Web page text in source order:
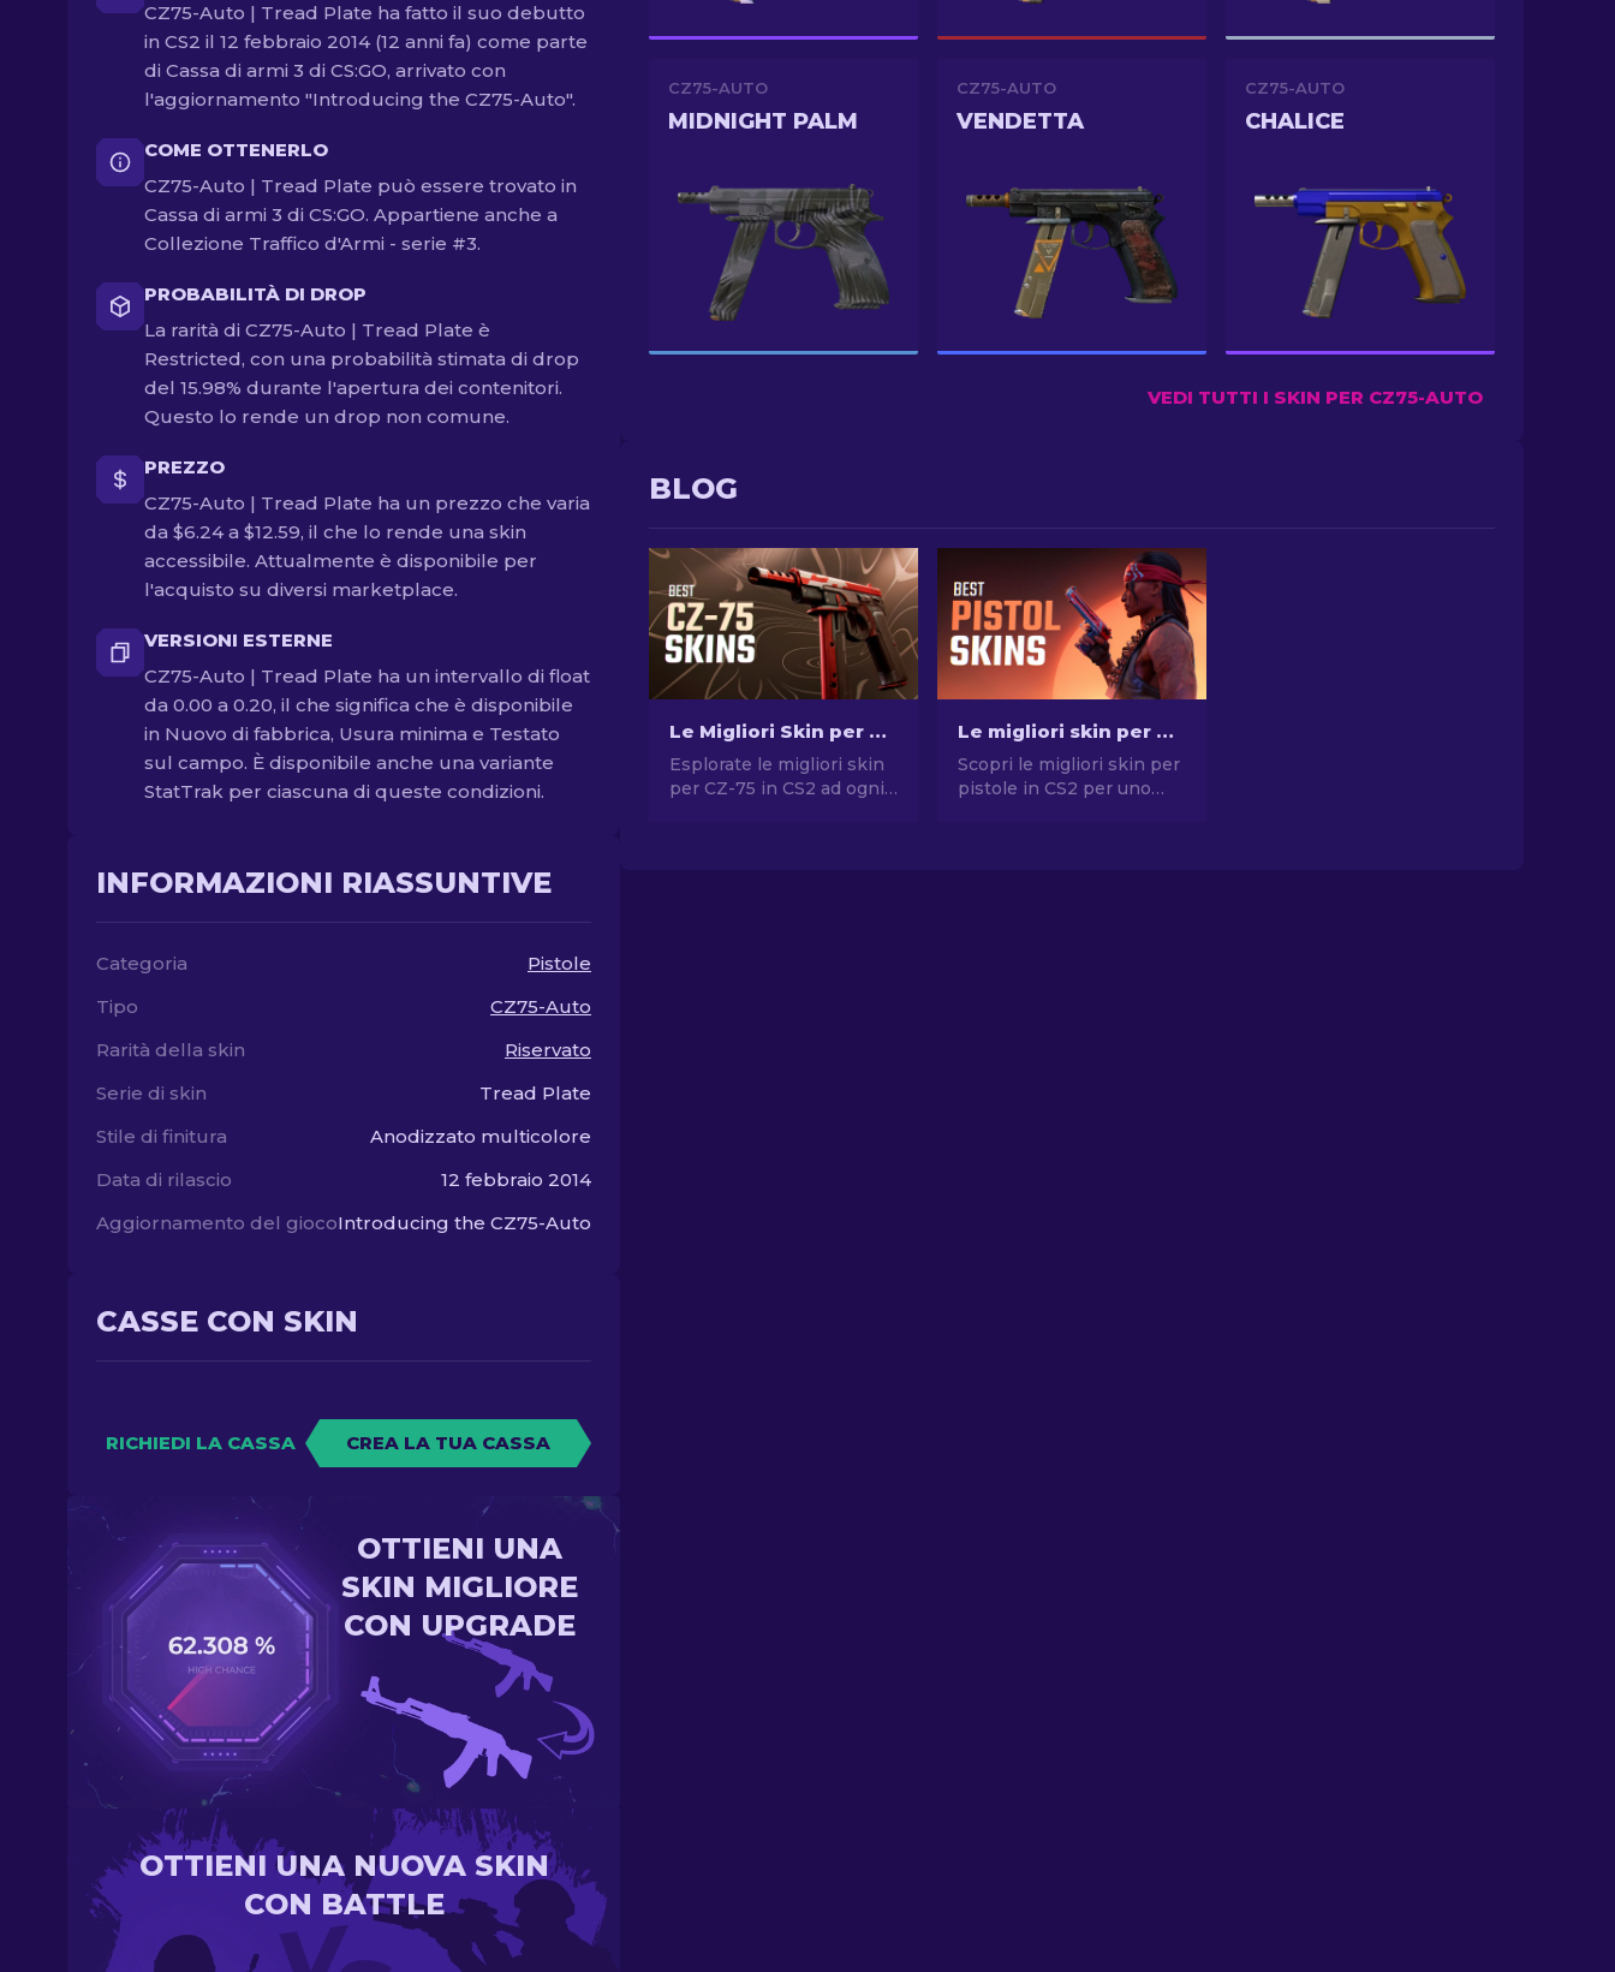
CZ75-Auto | Tread Plate ha fatto il suo debutto
in CS2 il 12 febbraio 2014 (12 anni fa) come parte
di Cassa di armi 3 di CS:GO, arrivato con
l'aggiornamento "Introducing the CZ75-Auto".
COME OTTENERLO
CZ75-Auto | Tread Plate può essere trovato in
Cassa di armi 3 di CS:GO. Appartiene anche a
Collezione Traffico d'Armi - serie #3.
PROBABILITÀ DI DROP
La rarità di CZ75-Auto | Tread Plate è
Restricted, con una probabilità stimata di drop
del 15.98% durante l'apertura dei contenitori.
Questo lo rende un drop non comune.
PREZZO
CZ75-Auto | Tread Plate ha un prezzo che varia
da $6.24 a $12.59, il che lo rende una skin
accessibile. Attualmente è disponibile per
l'acquisto su diversi marketplace.
VERSIONI ESTERNE
CZ75-Auto | Tread Plate ha un intervallo di float
da 0.00 a 0.20, il che significa che è disponibile
in Nuovo di fabbrica, Usura minima e Testato
sul campo. È disponibile anche una variante
StatTrak per ciascuna di queste condizioni.
INFORMAZIONI RIASSUNTIVE
Categoria
Pistole
Tipo
CZ75-Auto
Rarità della skin
Riservato
Serie di skin
Tread Plate
Stile di finitura
Anodizzato multicolore
Data di rilascio
12 febbraio 2014
Aggiornamento del giocoIntroducing the CZ75-Auto
CASSE CON SKIN
RICHIEDI LA CASSA CREA LA TUA CASSA
OTTIENI UNA
SKIN MIGLIORE
CON UPGRADE
OTTIENI UNA NUOVA SKIN
CON BATTLE
CZ75-AUTO
MIDNIGHT PALM
CZ75-AUTO
VENDETTA
CZ75-AUTO
CHALICE
VEDI TUTTI I SKIN PER CZ75-AUTO
BLOG
Le Migliori Skin per CZ-75 di CS2: Economiche alle più Care
Esplorate le migliori skin
per CZ-75 in CS2 ad ogni
Le migliori skin per pistola in CS2 [2026]
Scopri le migliori skin per
pistole in CS2 per uno